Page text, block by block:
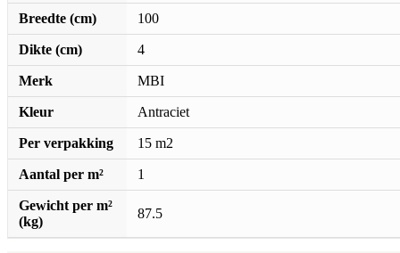
Breedte (cm) 100
Dikte (cm) 4
Merk MBI
Kleur Antraciet
Per verpakking 15 m2
Aantal per m² 1
Gewicht per m²
(kg)
87.5